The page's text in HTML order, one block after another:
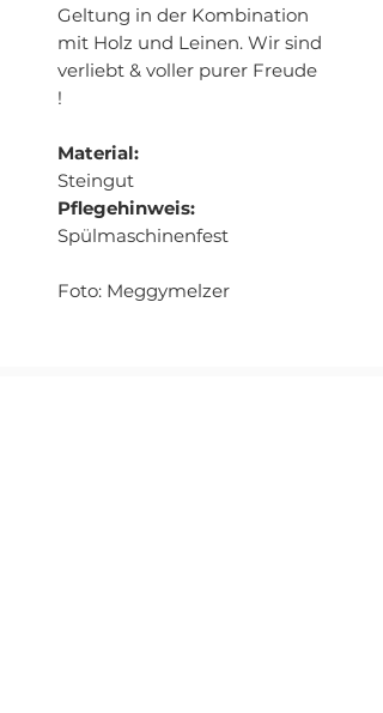
Geltung in der Kombination
mit Holz und Leinen. Wir sind
verliebt & voller purer Freude
!
Material:
Steingut
Pflegehinweis:
Spülmaschinenfest
Foto: Meggymelzer